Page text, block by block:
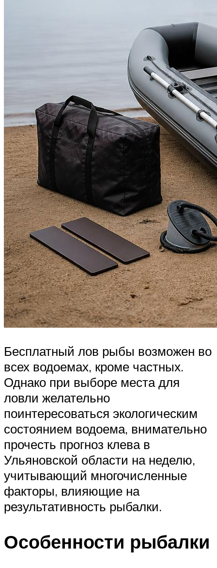
Бесплатный лов рыбы возможен во
всех водоемах, кроме частных.
Однако при выборе места для
ловли желательно
поинтересоваться экологическим
состоянием водоема, внимательно
прочесть прогноз клева в
Ульяновской области на неделю,
учитывающий многочисленные
факторы, влияющие на
результативность рыбалки.
Особенности рыбалки